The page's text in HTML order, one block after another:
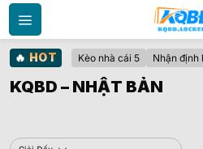
Bỏ
qua
nội
dung
🔥 HOT Kèo nhà cái 5 Nhận định
KQBD – NHẬT BẢN
Sbobet